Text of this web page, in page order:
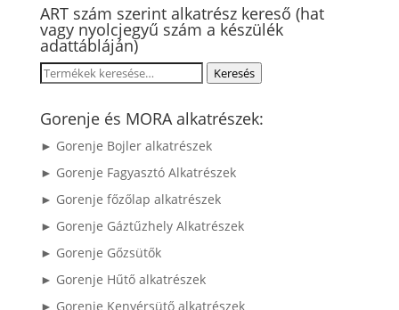
ART szám szerint alkatrész kereső (hat
vagy nyolcjegyű szám a készülék
adattábláján)
Keresés
következőre:
Keresés
Gorenje és MORA alkatrészek:
► Gorenje Bojler alkatrészek
► Gorenje Fagyasztó Alkatrészek
► Gorenje főzőlap alkatrészek
► Gorenje Gáztűzhely Alkatrészek
► Gorenje Gőzsütők
► Gorenje Hűtő alkatrészek
► Gorenje Kenyérsütő alkatrészek